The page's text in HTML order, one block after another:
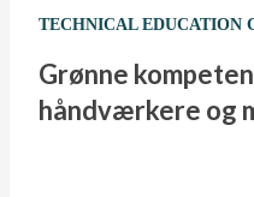
TECHNICAL EDUCATION
Grønne
håndværkere og